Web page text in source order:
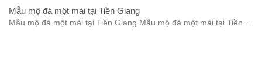
Mẫu mộ đá một mái tại Tiền Giang
Mẫu mộ đá một mái tại Tiền Giang Mẫu mộ đá một mái tại Tiền ...